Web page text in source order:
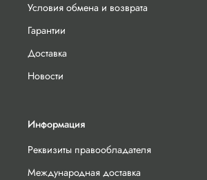
Условия обмена и возврата
Гарантии
Доставка
Новости
Информация
Реквизиты правообладателя
Международная доставка